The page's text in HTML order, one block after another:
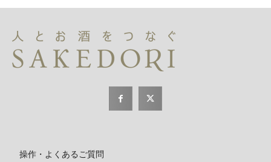
操作・よくあるご質問